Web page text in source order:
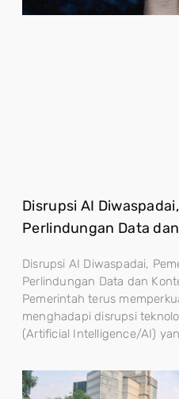
Disrupsi AI
Perlindungan Data
Disrupsi AI Diwaspadai,
Perlindungan Data dan
Pemerintah terus
menghadapi disrupsi
(Artificial Intelligence/AI)